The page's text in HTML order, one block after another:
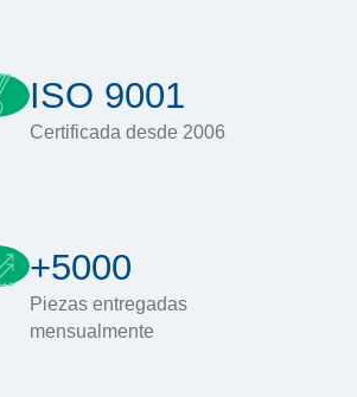
ISO 9001
Certificada desde 2006
+5000
Piezas entregadas
mensualmente